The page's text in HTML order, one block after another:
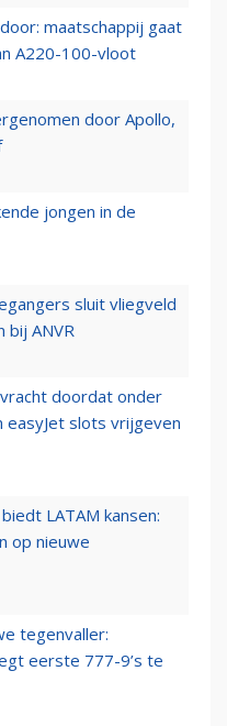
maatschappij gaat
A220-100-vloot
door Apollo,
jongen in de
sluit vliegveld
bij ANVR
doordat onder
easyJet slots vrijgeven
LATAM kansen:
op nieuwe
tegenvaller:
eerste 777-9’s te